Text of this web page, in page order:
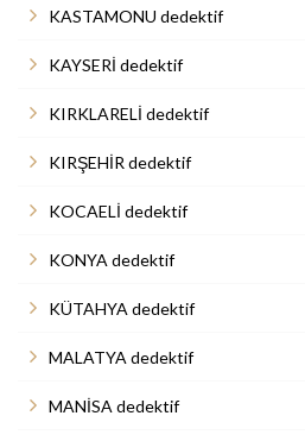
KASTAMONU dedektif
KAYSERİ dedektif
KIRKLARELİ dedektif
KIRŞEHİR dedektif
KOCAELİ dedektif
KONYA dedektif
KÜTAHYA dedektif
MALATYA dedektif
MANİSA dedektif